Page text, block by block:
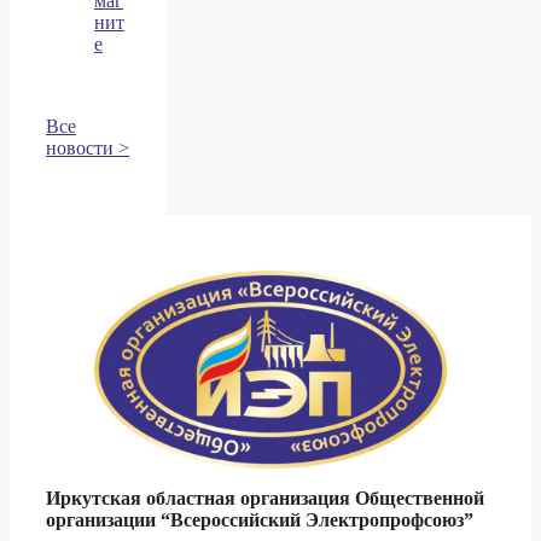
нит
е
Все
новости >
Иркутская областная организация Общественной
организации “Всероссийский Электропрофсоюз”